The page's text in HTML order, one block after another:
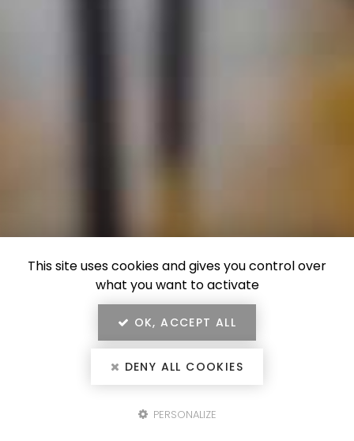
This site uses cookies and gives you control over
what you want to activate
OK, ACCEPT ALL
DENY ALL COOKIES
PERSONALIZE